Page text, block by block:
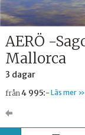
AERÖ -
Mallorca
3 dagar
från 4 995:- Läs mer